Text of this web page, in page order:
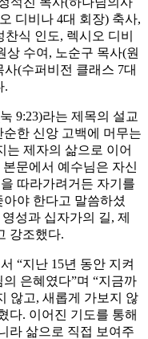
디비나 4대 회장) 축사,
식 인도, 렉시오 디비
상 수여, 노순구 목사(원
(수퍼비전 클래스 7대
.
9:23)라는 제목의 설교
한 신앙 고백에 머무는
는 제자의 삶으로 이어
문에서 예수님은 자신
따라가려거든 자기를
야 한다고 말씀하셨
성과 십자가의 길, 제
강조했다.
“지난 15년 동안 지켜
은혜였다”며 “지금까
않고, 새롭게 가보지 않
다. 이어진 기도를 통해
라 삶으로 직접 보여주